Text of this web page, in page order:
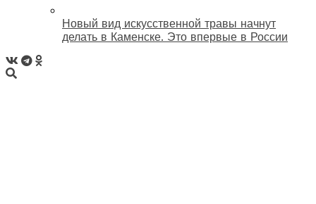
Новый вид искусственной травы начнут
делать в Каменске. Это впервые в России